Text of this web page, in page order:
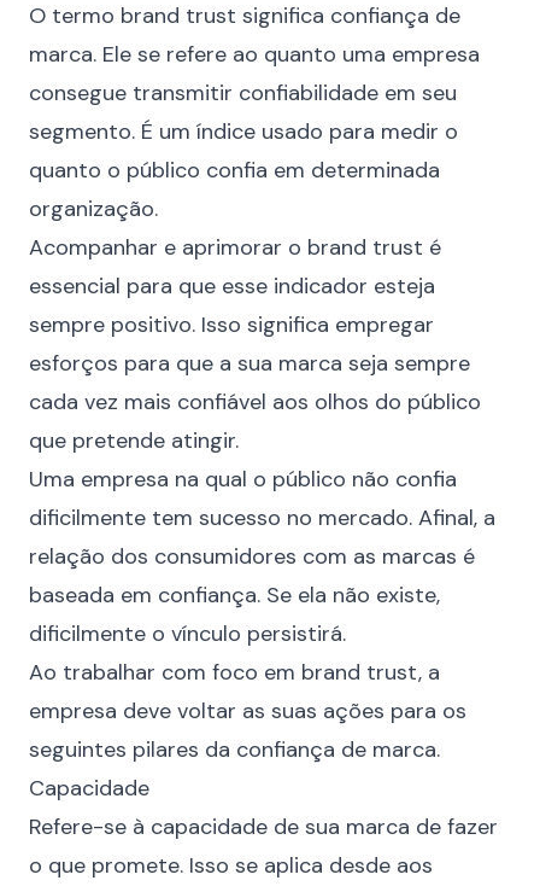
O termo brand trust significa confiança de
marca. Ele se refere ao quanto uma empresa
consegue transmitir confiabilidade em seu
segmento. É um índice usado para medir o
quanto o público confia em determinada
organização.
Acompanhar e aprimorar o brand trust é
essencial para que esse indicador esteja
sempre positivo. Isso significa empregar
esforços para que a sua marca seja sempre
cada vez mais confiável aos olhos do público
que pretende atingir.
Uma empresa na qual o público não confia
dificilmente tem sucesso no mercado. Afinal, a
relação dos consumidores com as marcas é
baseada em confiança. Se ela não existe,
dificilmente o vínculo persistirá.
Ao trabalhar com foco em brand trust, a
empresa deve voltar as suas ações para os
seguintes pilares da confiança de marca.
Capacidade
Refere-se à capacidade de sua marca de fazer
o que promete. Isso se aplica desde aos